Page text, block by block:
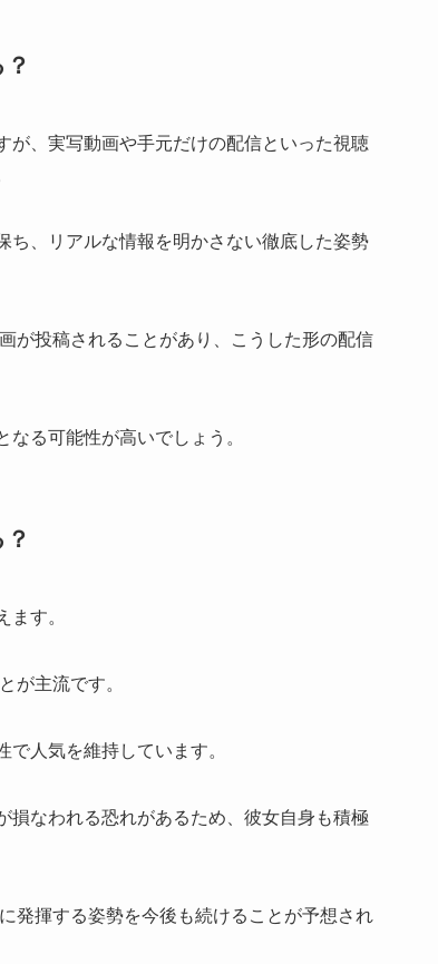
が、実写動画や手元だけの配信といった視聴
ち、リアルな情報を明かさない徹底した姿勢
が投稿されることがあり、こうした形の配信
る可能性が高いでしょう。
す。
が主流です。
人気を維持しています。
損なわれる恐れがあるため、彼女自身も積極
発揮する姿勢を今後も続けることが予想され